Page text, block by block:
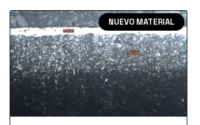
NUEVO MATERIAL